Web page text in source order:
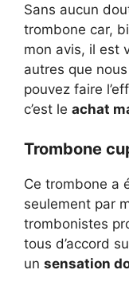
Sans aucun
trombone car,
mon avis, il est
autres que
pouvez faire
c’est le achat
Trombone
Ce trombone a
seulement par
trombonistes
tous d’accord
un sensation